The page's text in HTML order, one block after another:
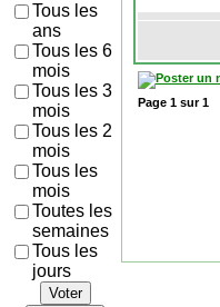
Tous les
ans
Tous les 6
mois
Tous les 3
mois
Tous les 2
mois
Tous les
mois
Toutes les
semaines
Tous les
jours
Voter
Page 1 sur1